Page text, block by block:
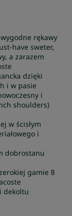
rękawy
have sweter,
a zarazem
dzięki
i w pasie
i
shoulders)
w ścisłym
i
dobrostanu
gamie 8
dekoltu